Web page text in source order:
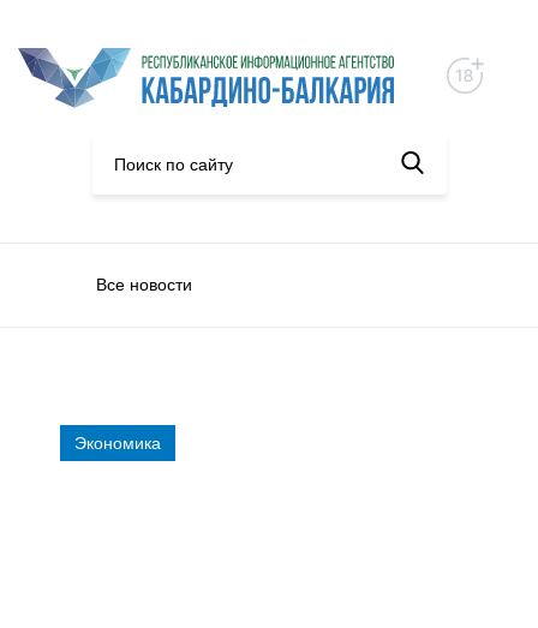
Все новости
Экономика